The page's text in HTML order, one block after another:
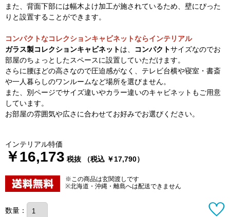
また、背面下部には幅木よけ加工が施されているため、壁にぴった
りと設置することができます。
コンパクトなコレクションキャビネットならインテリアル
ガラス製コレクションキャビネットは、 コンパクトサイズなのでお
部屋のちょっとしたスペースに設置していただけます。
さらに腰ほどの高さなので圧迫感がなく、テレビ台横や寝室・書斎
や一人暮らしのワンルームなど場所を選びません。
また、別ページでサイズ違いやカラー違いのキャビネットもご用意
しています。
お部屋の雰囲気や広さに合わせてお好みでお選びください。
インテリアル特価
￥16,173 税抜 （税込 ￥17,790）
※この商品は玄関渡しです
※北海道・沖縄・離島へは配送できません
数量：